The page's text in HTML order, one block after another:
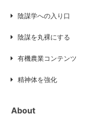
陰謀学への入り口
陰謀を丸裸にする
有機農業コンテンツ
精神体を強化
About